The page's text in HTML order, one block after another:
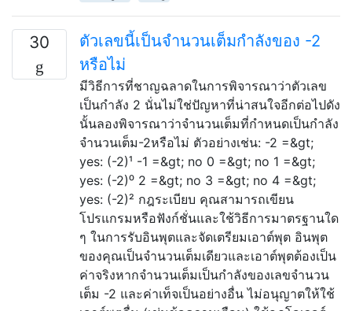
30
ตัวเลขนี้เป็นจำนวนเต็มกำลังของ -2
หรือไม่
มีวิธีการที่ชาญฉลาดในการพิจารณาว่าตัวเลข
เป็นกำลัง 2 นั่นไม่ใช่ปัญหาที่น่าสนใจอีกต่อไปดัง
นั้นลองพิจารณาว่าจำนวนเต็มที่กำหนดเป็นกำลัง
จำนวนเต็ม-2หรือไม่ ตัวอย่างเช่น: -2 =&gt;
yes: (-2)¹ -1 =&gt; no 0 =&gt; no 1 =&gt;
yes: (-2)⁰ 2 =&gt; no 3 =&gt; no 4 =&gt;
yes: (-2)² กฎระเบียบ คุณสามารถเขียน
โปรแกรมหรือฟังก์ชั่นและใช้วิธีการมาตรฐานใด
ๆ ในการรับอินพุตและจัดเตรียมเอาต์พุต อินพุต
ของคุณเป็นจำนวนเต็มเดียวและเอาต์พุตต้องเป็น
ค่าจริงหากจำนวนเต็มเป็นกำลังของเลขจำนวน
เต็ม -2 และค่าเท็จเป็นอย่างอื่น ไม่อนุญาตให้ใช้